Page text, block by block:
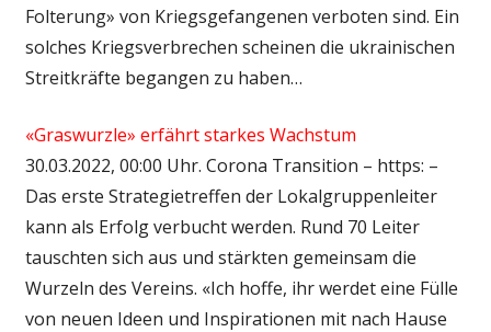
Folterung» von Kriegsgefangenen verboten sind. Ein
solches Kriegsverbrechen scheinen die ukrainischen
Streitkräfte begangen zu haben…
«Graswurzle» erfährt starkes Wachstum
30.03.2022, 00:00 Uhr. Corona Transition – https: –
Das erste Strategietreffen der Lokalgruppenleiter
kann als Erfolg verbucht werden. Rund 70 Leiter
tauschten sich aus und stärkten gemeinsam die
Wurzeln des Vereins. «Ich hoffe, ihr werdet eine Fülle
von neuen Ideen und Inspirationen mit nach Hause